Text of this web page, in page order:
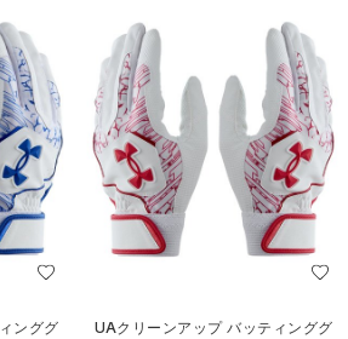
ンググ
UAクリーンアップ バッティンググ